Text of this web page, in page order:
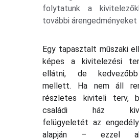
folytatunk a
további árengedményeket
Egy tapasztalt műszaki
képes a kivitelezési
ellátni, de
mellett. Ha nem áll
részletes kiviteli terv,
családi ház
felügyeletét az
alapján – ezzel